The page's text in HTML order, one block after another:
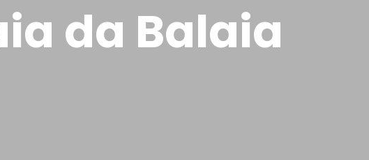
da Balaia